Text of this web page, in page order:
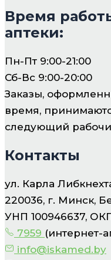
Время
аптеки:
Пн-Пт 9:00-21:00
Сб-Вс 9:00-20:00
Заказы,
время,
следующий
Контакты
ул. Карла
220036, г. Минск,
УНП 100946637,
7959 (интернет-
info@iskamed.by